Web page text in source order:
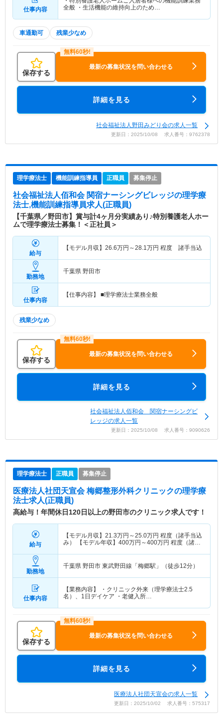
仕事内容
全般 ・生活機能の維持向上のため…
車通勤可 残業少なめ
保存する
最新の募集状況を問い合わせる
詳細を見る
社会福祉法人野田みどり会の求人一覧
更新日：2025/10/08 求人番号：9762378
理学療法士 機能訓練指導員 正職員 募集停止
社会福祉法人佰和会 関宿ナーシングビレッジの理学療
法士,機能訓練指導員求人(正職員)
【千葉県／野田市】賞与計4ヶ月分実績あり♪特別養護老人ホー
ムで理学療法士募集！＜正社員＞
給与
【モデル月収】 26.6万円～28.1万円 程度 諸手当込
勤務地
千葉県 野田市
仕事内容
【仕事内容】 ■理学療法士業務全般
残業少なめ
保存する
最新の募集状況を問い合わせる
詳細を見る
社会福祉法人佰和会 関宿ナーシングビ
レッジの求人一覧
更新日：2025/10/08 求人番号：9090626
理学療法士 正職員 募集停止
医療法人社団天宣会 梅郷整形外科クリニックの理学療
法士求人(正職員)
高給与！年間休日120日以上の野田市のクリニック求人です！
給与
【モデル月収】 21.3万円～25.0万円 程度（諸手当込
み） 【モデル年収】 400万円～400万円 程度（諸手
勤務地
千葉県 野田市 東武野田線「梅郷駅」（徒歩12分）
仕事内容
【業務内容】 ・クリニック外来（理学療法士2.5
名）、1日デイケア ・老健入所…
保存する
最新の募集状況を問い合わせる
詳細を見る
医療法人社団天宣会の求人一覧
更新日：2025/10/02 求人番号：575317